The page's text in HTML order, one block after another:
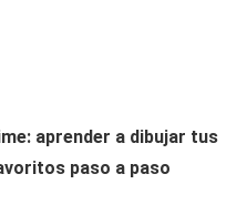
aprender a dibujar tus
paso a paso